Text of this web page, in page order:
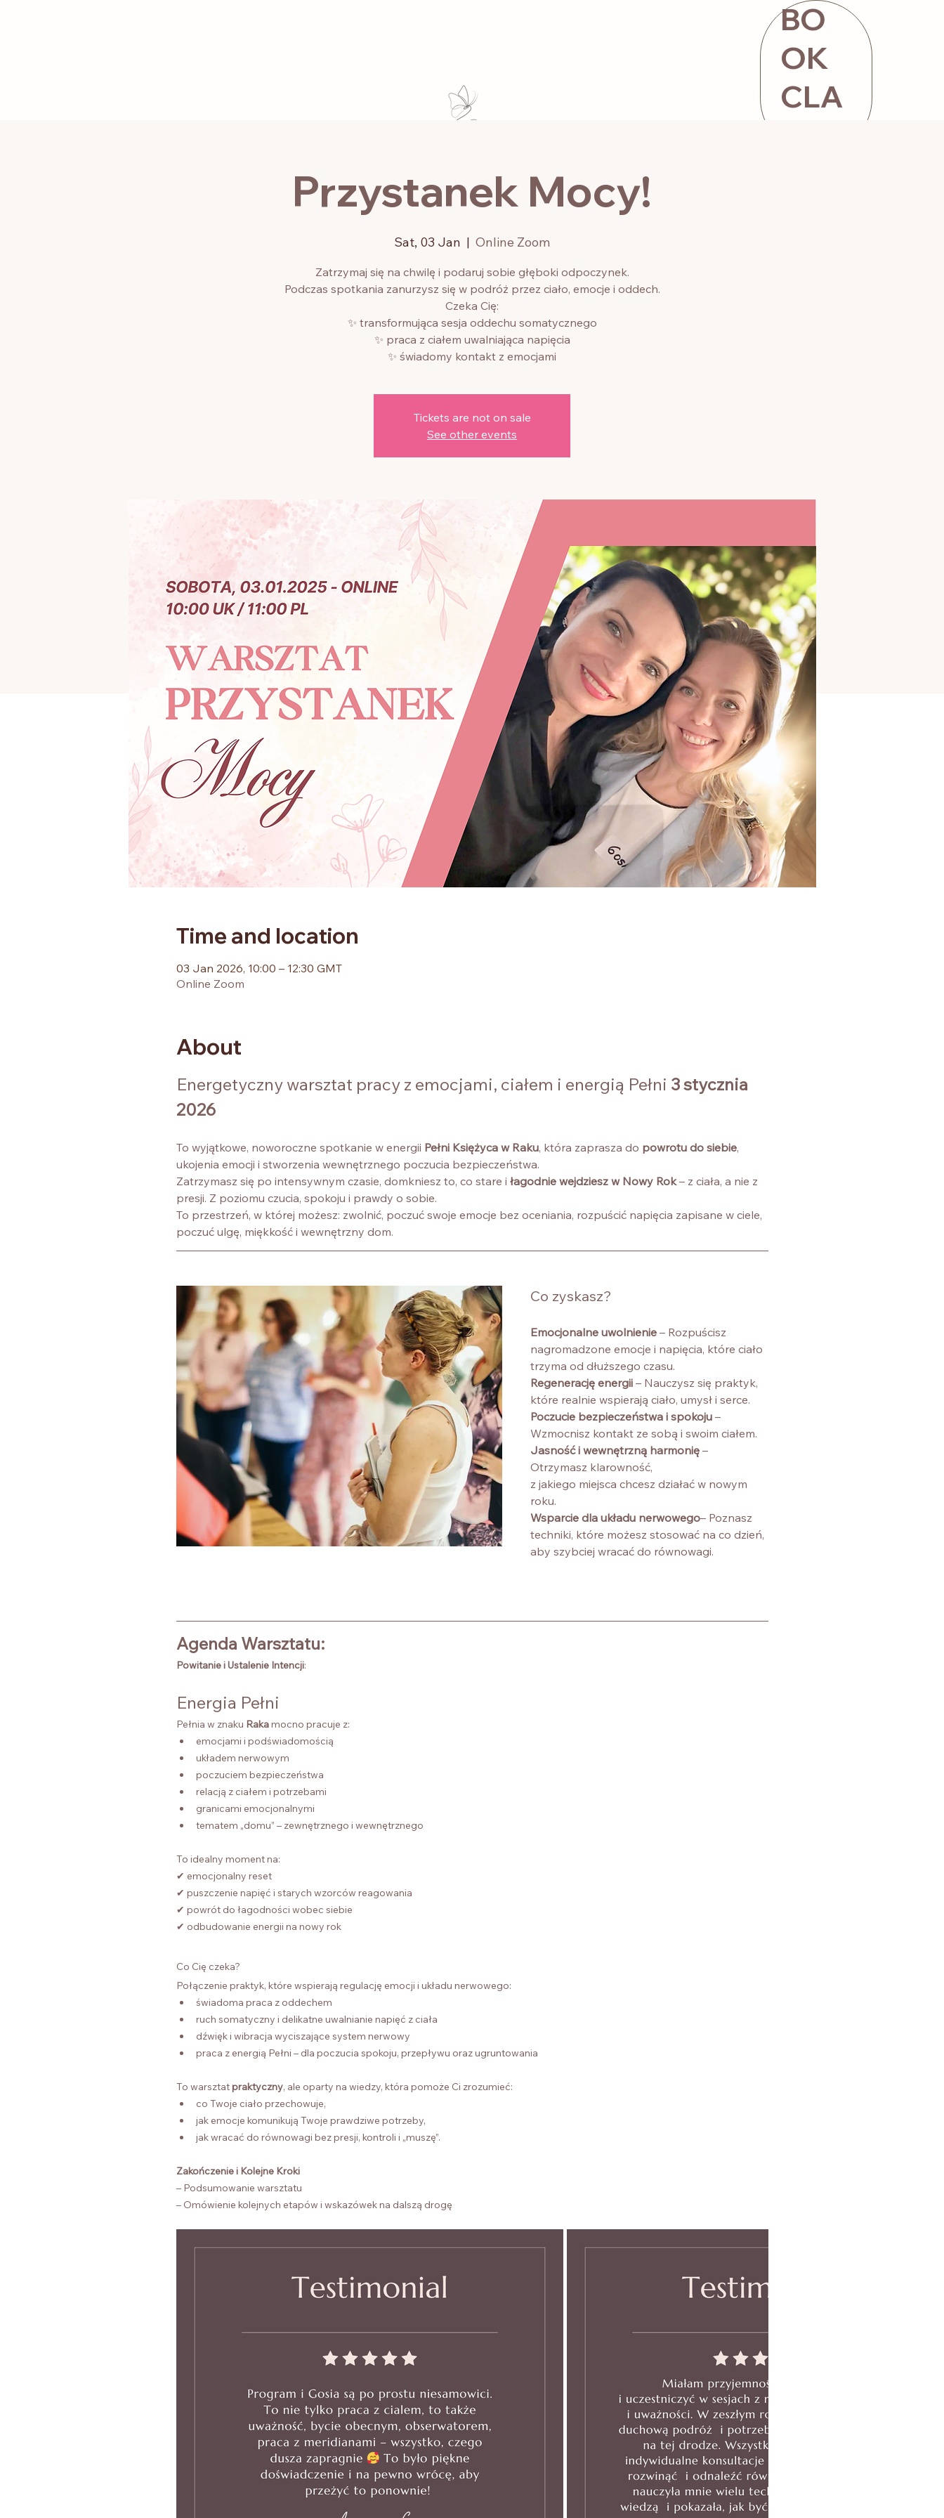
BO
OK
CLA
Przystanek Mocy!
Sat, 03 Jan
  |
Online Zoom
Zatrzymaj się na chwilę i podaruj sobie głęboki odpoczynek.
Podczas spotkania zanurzysz się w podróż przez ciało, emocje i oddech.
Czeka Cię:
✨ transformująca sesja oddechu somatycznego
✨ praca z ciałem uwalniająca napięcia
✨ świadomy kontakt z emocjami
Tickets are not on sale
See other events
Time and location
03 Jan 2026, 10:00 – 12:30 GMT
Online Zoom
About
Energetyczny warsztat pracy z emocjami, ciałem i energią Pełni 3 stycznia
2026
To wyjątkowe, noworoczne spotkanie w energii Pełni Księżyca w Raku, która zaprasza do powrotu do siebie,
ukojenia emocji i stworzenia wewnętrznego poczucia bezpieczeństwa.
Zatrzymasz się po intensywnym czasie, domkniesz to, co stare i łagodnie wejdziesz w Nowy Rok – z ciała, a nie z
presji. Z poziomu czucia, spokoju i prawdy o sobie.
To przestrzeń, w której możesz: zwolnić, poczuć swoje emocje bez oceniania, rozpuścić napięcia zapisane w ciele,
poczuć ulgę, miękkość i wewnętrzny dom.
Co zyskasz?
Emocjonalne uwolnienie – Rozpuścisz
nagromadzone emocje i napięcia, które ciało
trzyma od dłuższego czasu.
Regenerację energii – Nauczysz się praktyk,
które realnie wspierają ciało, umysł i serce.
Poczucie bezpieczeństwa i spokoju –
Wzmocnisz kontakt ze sobą i swoim ciałem.
Jasność i wewnętrzną harmonię –
Otrzymasz klarowność,
z jakiego miejsca chcesz działać w nowym
roku.
Wsparcie dla układu nerwowego– Poznasz
techniki, które możesz stosować na co dzień,
aby szybciej wracać do równowagi.
Agenda Warsztatu:
Powitanie i Ustalenie Intencji:
Energia Pełni
Pełnia w znaku Raka mocno pracuje z:
emocjami i podświadomością
układem nerwowym
poczuciem bezpieczeństwa
relacją z ciałem i potrzebami
granicami emocjonalnymi
tematem „domu” – zewnętrznego i wewnętrznego
To idealny moment na:
✔ emocjonalny reset
✔ puszczenie napięć i starych wzorców reagowania
✔ powrót do łagodności wobec siebie
✔ odbudowanie energii na nowy rok
Co Cię czeka?
Połączenie praktyk, które wspierają regulację emocji i układu nerwowego:
świadoma praca z oddechem
ruch somatyczny i delikatne uwalnianie napięć z ciała
dźwięk i wibracja wyciszające system nerwowy
praca z energią Pełni – dla poczucia spokoju, przepływu oraz ugruntowania
To warsztat praktyczny, ale oparty na wiedzy, która pomoże Ci zrozumieć:
co Twoje ciało przechowuje,
jak emocje komunikują Twoje prawdziwe potrzeby,
jak wracać do równowagi bez presji, kontroli i „muszę”.
Zakończenie i Kolejne Kroki
– Podsumowanie warsztatu
– Omówienie kolejnych etapów i wskazówek na dalszą drogę